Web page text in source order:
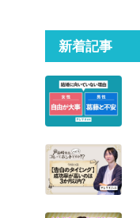
新着記事